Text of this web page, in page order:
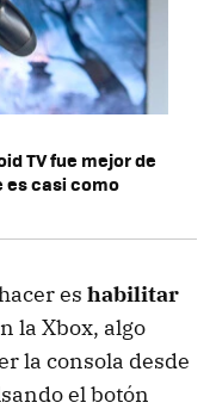
TV fue mejor de
es casi como
es habilitar
la Xbox, algo
la consola desde
el botón